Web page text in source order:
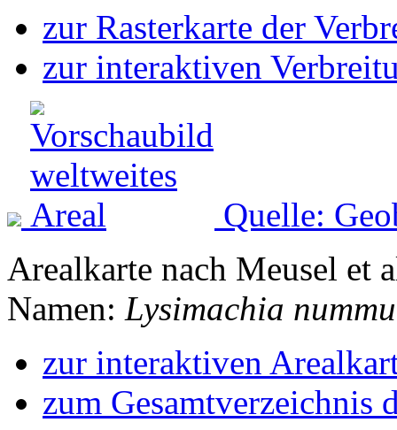
zur Rasterkarte der
zur interaktiven
Quelle:
Arealkarte nach Meusel et
Namen: Lysimachia
zur interaktiven
zum Gesamtverzeichnis